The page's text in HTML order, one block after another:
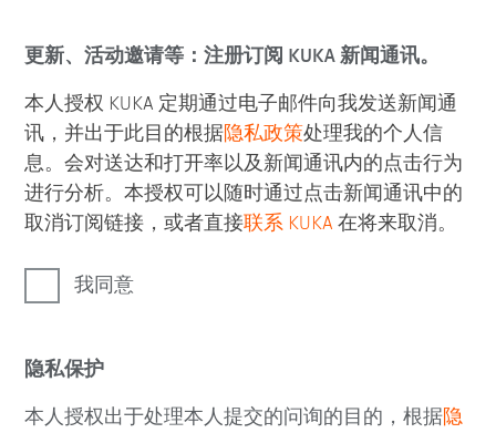
更新、活动邀请等：注册订阅 KUKA 新闻通讯。
本人授权 KUKA 定期通过电子邮件向我发送新闻通
讯，并出于此目的根据隐私政策处理我的个人信
息。会对送达和打开率以及新闻通讯内的点击行为
进行分析。本授权可以随时通过点击新闻通讯中的
取消订阅链接，或者直接联系 KUKA 在将来取消。
我同意
隐私保护
本人授权出于处理本人提交的问询的目的，根据隐